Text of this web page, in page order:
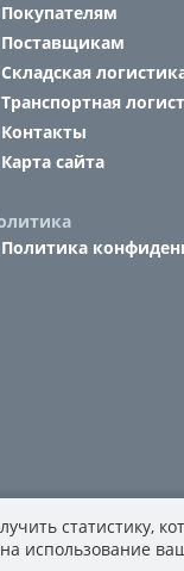
Покупателям
Поставщикам
Складская
Транспортная
Контакты
Карта сайта
Политика
статистику,
использование